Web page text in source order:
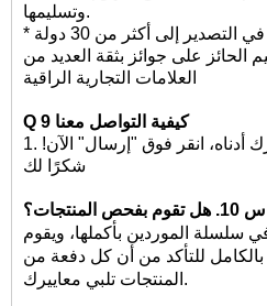
وتسليمها.
* لدينا 14 عامًا من الخبرة في التصدير إلى أكثر من 30 دولة
الحائز على جوائز بثقة العديد من
العلامات التجارية الراقية
Q 9 كيفية التواصل معنا
1. أرسل تفاصيل استفسارك أدناه، انقر فوق "إرسال" الآن!
شكرًا لك
س 10. هل تقوم بفحص المنتجات؟
سلسلة الموردين بأكملها، ويقوم
بالكامل للتأكد من أن كل دفعة من
المنتجات تلبي معاييرك.